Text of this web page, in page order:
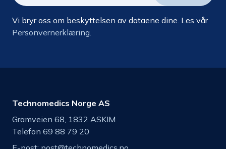
Vi bryr oss om beskyttelsen av dataene dine. Les vår
Personvernerklæring.
Technomedics Norge AS
Gramveien 68, 1832 ASKIM
Telefon 69 88 79 20